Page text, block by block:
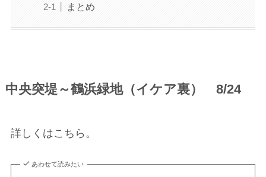
まとめ
中央突堤～鶴浜緑地（イケア裏） 8/24
詳しくはこちら。
あわせて読みたい